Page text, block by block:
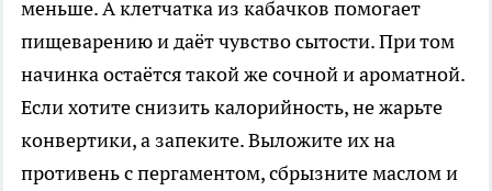
меньше. А клетчатка из кабачков помогает
пищеварению и даёт чувство сытости. При том
начинка остаётся такой же сочной и ароматной.
Если хотите снизить калорийность, не жарьте
конвертики, а запеките. Выложите их на
противень с пергаментом, сбрызните маслом и